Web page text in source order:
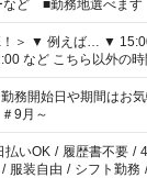
など ■勤務地選べます
15:00～
お気軽にご相談く
開始日や期間はお気
9月～
払いOK / 履歴書不要 /
/ 服装自由 / シフト勤務 /